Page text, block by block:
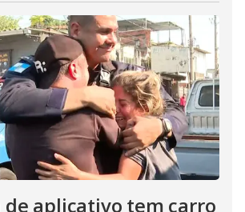
aplicativo tem carro